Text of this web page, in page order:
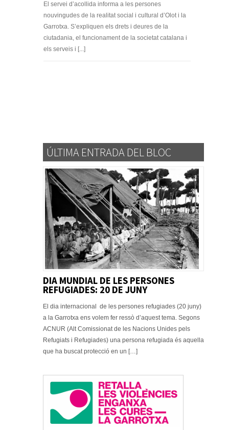
El servei d’acollida informa a les persones
nouvingudes de la realitat social i cultural d’Olot i la
Garrotxa. S’expliquen els drets i deures de la
ciutadania, el funcionament de la societat catalana i
els serveis i [...]
ÚLTIMA ENTRADA DEL BLOC
DIA MUNDIAL DE LES PERSONES
REFUGIADES: 20 DE JUNY
El dia internacional de les persones refugiades (20 juny)
a la Garrotxa ens volem fer ressò d’aquest tema. Segons
ACNUR (Alt Comissionat de les Nacions Unides pels
Refugiats i Refugiades) una persona refugiada és aquella
que ha buscat protecció en un […]